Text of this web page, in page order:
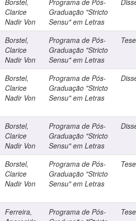
Borstel,
Clarice
Nadir Von
Programa de Pós-
Graduação "Stricto
Sensu" em Letras
Borstel,
Clarice
Nadir Von
Programa de Pós-
Graduação "Stricto
Sensu" em Letras
Tese
Borstel,
Clarice
Nadir Von
Programa de Pós-
Graduação "Stricto
Sensu" em Letras
Borstel,
Clarice
Nadir Von
Programa de Pós-
Graduação "Stricto
Sensu" em Letras
Borstel,
Clarice
Nadir Von
Programa de Pós-
Graduação "Stricto
Sensu" em Letras
Tese
Ferreira,
Programa de Pós-
Tese